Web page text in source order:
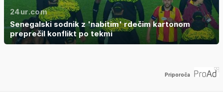
24ur.com
Senegalski sodnik z 'nabitim' rdečim kartonom
preprečil konflikt po tekmi
Priporoča